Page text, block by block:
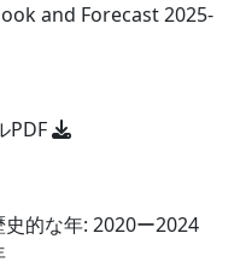
and Forecast 2025-
PDF
史的な年: 2020ー2024